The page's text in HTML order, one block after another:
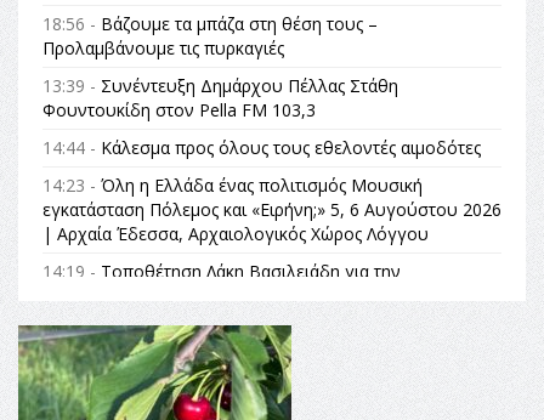
18:56 - Βάζουμε τα μπάζα στη θέση τους –
Προλαμβάνουμε τις πυρκαγιές
13:39 - Συνέντευξη Δημάρχου Πέλλας Στάθη
Φουντουκίδη στον Pella FM 103,3
14:44 - Κάλεσμα προς όλους τους εθελοντές αιμοδότες
14:23 - Όλη η Ελλάδα ένας πολιτισμός Μουσική
εγκατάσταση Πόλεμος και «Ειρήνη;» 5, 6 Αυγούστου 2026
| Αρχαία Έδεσσα, Αρχαιολογικός Χώρος Λόγγου
14:19 - Τοποθέτηση Λάκη Βασιλειάδη για την
Αναθεώρηση του Συντάγματος: «Σε τέτοιες κορυφαίες
θεσμικές διαδικασίες υπάρχει μόνο η ευθύνη απέναντι
στις επόμενες γενιές»
16:35 -Το πρόγραμμα του ΠΑΟΚ στον δεύτερο γύρο του
Champions League!